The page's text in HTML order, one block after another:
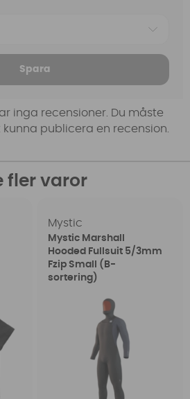
Spara
inga recensioner. Du måste
publicera en recension.
fler varor
Mystic
Mystic Marshall
Hooded Fullsuit 5/3mm
Fzip Small (B-
sortering)